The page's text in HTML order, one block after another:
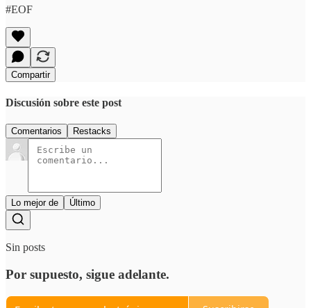
#EOF
Compartir
Discusión sobre este post
Comentarios Restacks
Lo mejor de Último
Sin posts
Por supuesto, sigue adelante.